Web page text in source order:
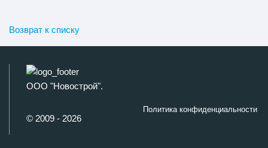
Возврат к списку
ООО "Новострой".
© 2009 - 2026
Политика конфиденциальности